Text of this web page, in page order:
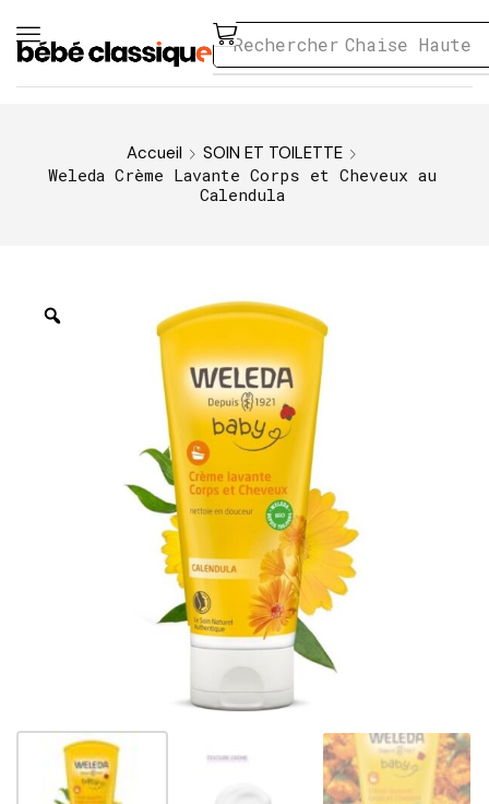
Rechercher Chaise Haute
Accueil
SOIN ET TOILETTE
Weleda Crème Lavante Corps et Cheveux au
Calendula